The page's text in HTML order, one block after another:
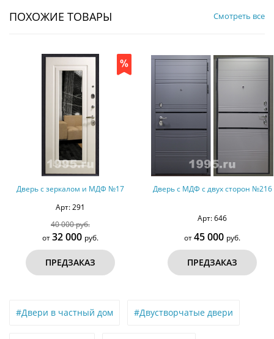
ПОХОЖИЕ ТОВАРЫ Смотреть все
Дверь с МДФ с двух сторон №216
от45 000руб.
ПРЕДЗАКАЗ
Дверь с МДФ и стеклом №59
Арт: 447
от150 000руб.
ПРЕДЗАКАЗ
#Двери в частный дом #Двустворчатые двери